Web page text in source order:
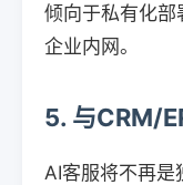
倾向于私有化部
企业内网。
5. 与CRM/
AI客服将不再是